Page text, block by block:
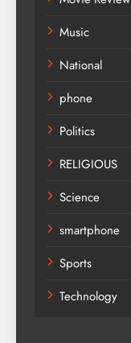
Music
National
phone
Politics
RELIGIOUS
Science
smartphone
Sports
Technology